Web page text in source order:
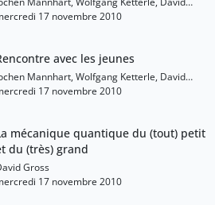
Alain Aspect, Rainer Blatt
17 novembre 2010
avec les jeunes
Mannhart, Wolfgang Ketterle, David
Alain Aspect, Rainer Blatt
17 novembre 2010
mécanique quantique du (tout) petit
du (très) grand
Gross
17 novembre 2010